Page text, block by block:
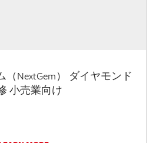
（NextGem） ダイヤモンド
小売業向け